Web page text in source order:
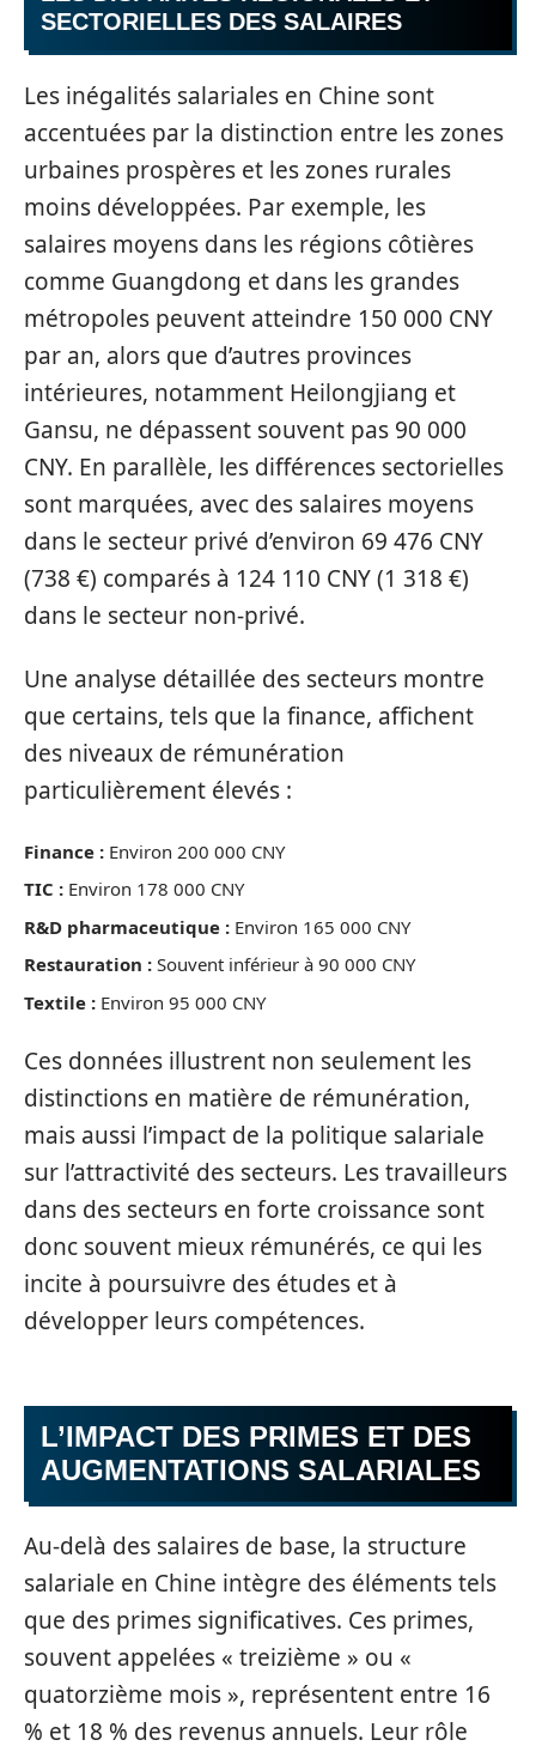
SECTORIELLES DES SALAIRES
Les inégalités salariales en Chine sont
accentuées par la distinction entre les zones
urbaines prospères et les zones rurales
moins développées. Par exemple, les
salaires moyens dans les régions côtières
comme Guangdong et dans les grandes
métropoles peuvent atteindre 150 000 CNY
par an, alors que d’autres provinces
intérieures, notamment Heilongjiang et
Gansu, ne dépassent souvent pas 90 000
CNY. En parallèle, les différences sectorielles
sont marquées, avec des salaires moyens
dans le secteur privé d’environ 69 476 CNY
(738 €) comparés à 124 110 CNY (1 318 €)
dans le secteur non-privé.
Une analyse détaillée des secteurs montre
que certains, tels que la finance, affichent
des niveaux de rémunération
particulièrement élevés :
Finance : Environ 200 000 CNY
TIC : Environ 178 000 CNY
R&D pharmaceutique : Environ 165 000 CNY
Restauration : Souvent inférieur à 90 000 CNY
Textile : Environ 95 000 CNY
Ces données illustrent non seulement les
distinctions en matière de rémunération,
mais aussi l’impact de la politique salariale
sur l’attractivité des secteurs. Les travailleurs
dans des secteurs en forte croissance sont
donc souvent mieux rémunérés, ce qui les
incite à poursuivre des études et à
développer leurs compétences.
L’IMPACT DES PRIMES ET DES
AUGMENTATIONS SALARIALES
Au-delà des salaires de base, la structure
salariale en Chine intègre des éléments tels
que des primes significatives. Ces primes,
souvent appelées « treizième » ou «
quatorzième mois », représentent entre 16
% et 18 % des revenus annuels. Leur rôle